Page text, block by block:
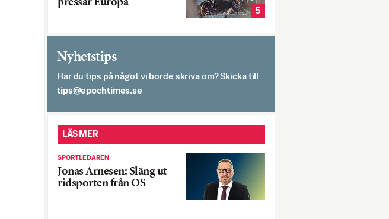
pressar Europa
5
Nyhetstips
Har du tips på något vi borde skriva om? Skicka till
es.semithcope@spit
LÄS MER
SPORTLEDAREN
Jonas Arnesen: Släng ut
ridsporten från OS